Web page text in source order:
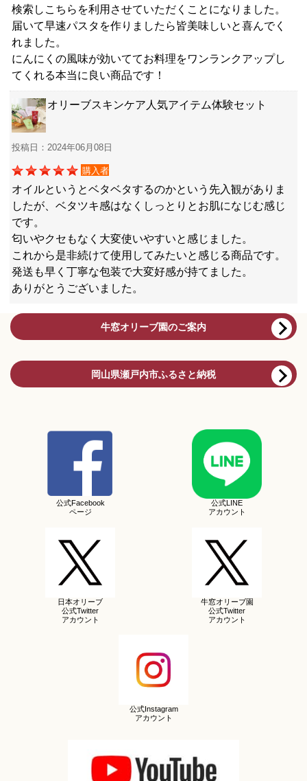
検索しこちらを利用させていただくことになりました。
届いて早速パスタを作りましたら皆美味しいと喜んでく
れました。
にんにくの風味が効いててお料理をワンランクアップし
てくれる本当に良い商品です！
オリーブスキンケア人気アイテム体験セット
投稿日：2024年06月08日
購入者
オイルというとベタベタするのかという先入観がありま
したが、ベタツキ感はなくしっとりとお肌になじむ感じ
です。
匂いやクセもなく大変使いやすいと感じました。
これから是非続けて使用してみたいと感じる商品です。
発送も早く丁寧な包装で大変好感が持てました。
ありがとうございました。
牛窓オリーブ園のご案内
岡山県瀬戸内市ふるさと納税
公式Facebook
ページ
公式LINE
アカウント
日本オリーブ
公式Twitter
アカウント
牛窓オリーブ園
公式Twitter
アカウント
公式Instagram
アカウント